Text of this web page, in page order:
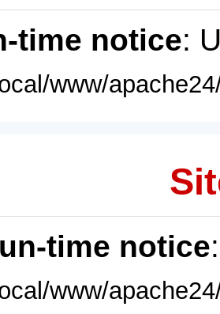
time notice:
www/
time notice
www/